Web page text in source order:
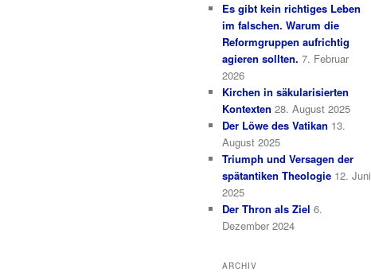
Es gibt kein richtiges Leben
im falschen. Warum die
Reformgruppen aufrichtig
agieren sollten. 7. Februar
2026
Kirchen in säkularisierten
Kontexten 28. August 2025
Der Löwe des Vatikan 13.
August 2025
Triumph und Versagen der
spätantiken Theologie 12. Juni
2025
Der Thron als Ziel 6.
Dezember 2024
ARCHIV